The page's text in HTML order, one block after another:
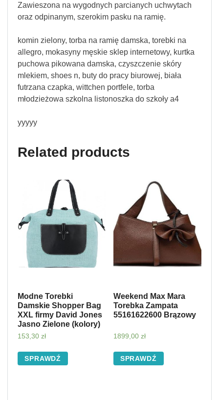
Zawieszona na wygodnych parcianych uchwytach
oraz odpinanym, szerokim pasku na ramię.
komin zielony, torba na ramię damska, torebki na
allegro, mokasyny męskie sklep internetowy, kurtka
puchowa pikowana damska, czyszczenie skóry
mlekiem, shoes n, buty do pracy biurowej, biała
futrzana czapka, wittchen portfele, torba
młodzieżowa szkolna listonoszka do szkoły a4
yyyyy
Related products
Modne Torebki
Damskie Shopper Bag
XXL firmy David Jones
Jasno Zielone (kolory)
153,30 zł
SPRAWDŹ
Weekend Max Mara
Torebka Zampata
55161622600 Brązowy
1899,00 zł
SPRAWDŹ